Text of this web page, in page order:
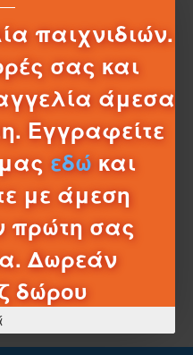
παιχνιδιών.
σας και
άμεσα
Εγγραφείτε
εδώ και
με άμεση
πρώτη σας
Δωρεάν
δώρου
ΦΑΓΑΝΑ ΚΑΙ ΤΣΑΠΑ
με εκσκαφέα και